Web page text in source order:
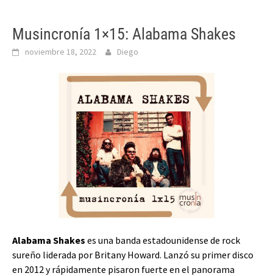
Musincronía 1×15: Alabama Shakes
noviembre 18, 2022 Diego
Alabama Shakes es una banda estadounidense de rock
sureño liderada por Britany Howard. Lanzó su primer disco
en 2012 y rápidamente pisaron fuerte en el panorama